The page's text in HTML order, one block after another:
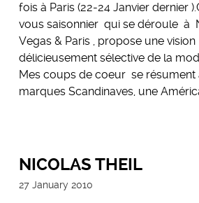
fois à Paris (22-24 Janvier dernier
vous saisonnier qui se déroule à
Vegas & Paris , propose une vision
délicieusement sélective de la
Mes coups de coeur se résument
marques Scandinaves, une
NICOLAS THEIL
27 January 2010